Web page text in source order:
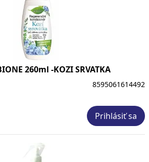
260ml -KOZI SRVATKA
8595061614492
Prihlásiť sa